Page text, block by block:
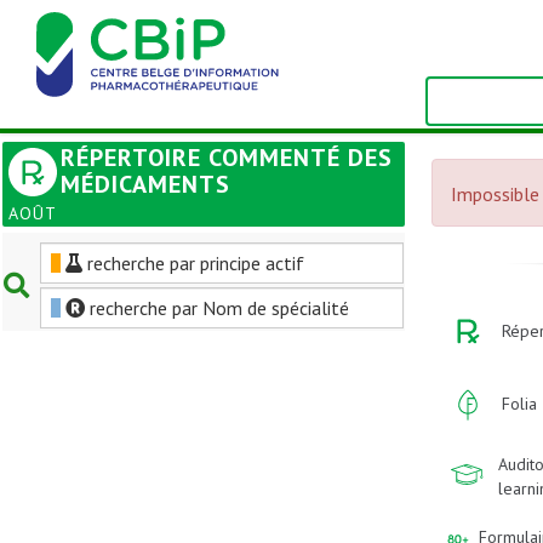
RÉPERTOIRE COMMENTÉ DES
MÉDICAMENTS
AOÛT
recherche par principe actif
recherche par Nom de spécialité
Impossible
Folia